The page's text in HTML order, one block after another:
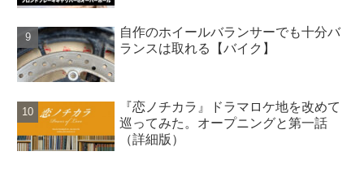
自作のホイールバランサーでも十分バ
ランスは取れる【バイク】
『恋ノチカラ』ドラマロケ地を改めて
巡ってみた。オープニングと第一話
（詳細版）